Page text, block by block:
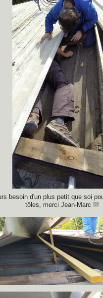
besoin d'un plus petit que soi
tôles, merci Jean-Marc !!!